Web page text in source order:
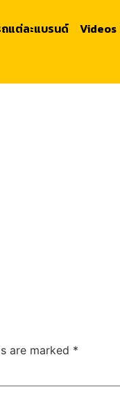
แต่ละแบรนด์ Videos
are marked *